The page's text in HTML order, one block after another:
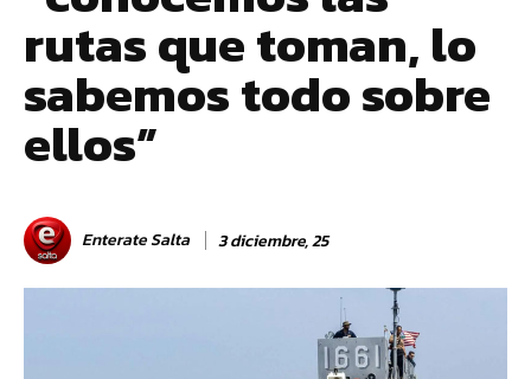
rutas que toman, lo
sabemos todo sobre
ellos”
Enterate Salta 3 diciembre, 25